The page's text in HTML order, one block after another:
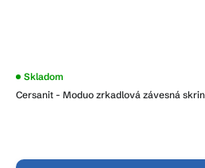
Cersanit - Moduo zrkadlová závesná
Priemerné
produktu
Skladom